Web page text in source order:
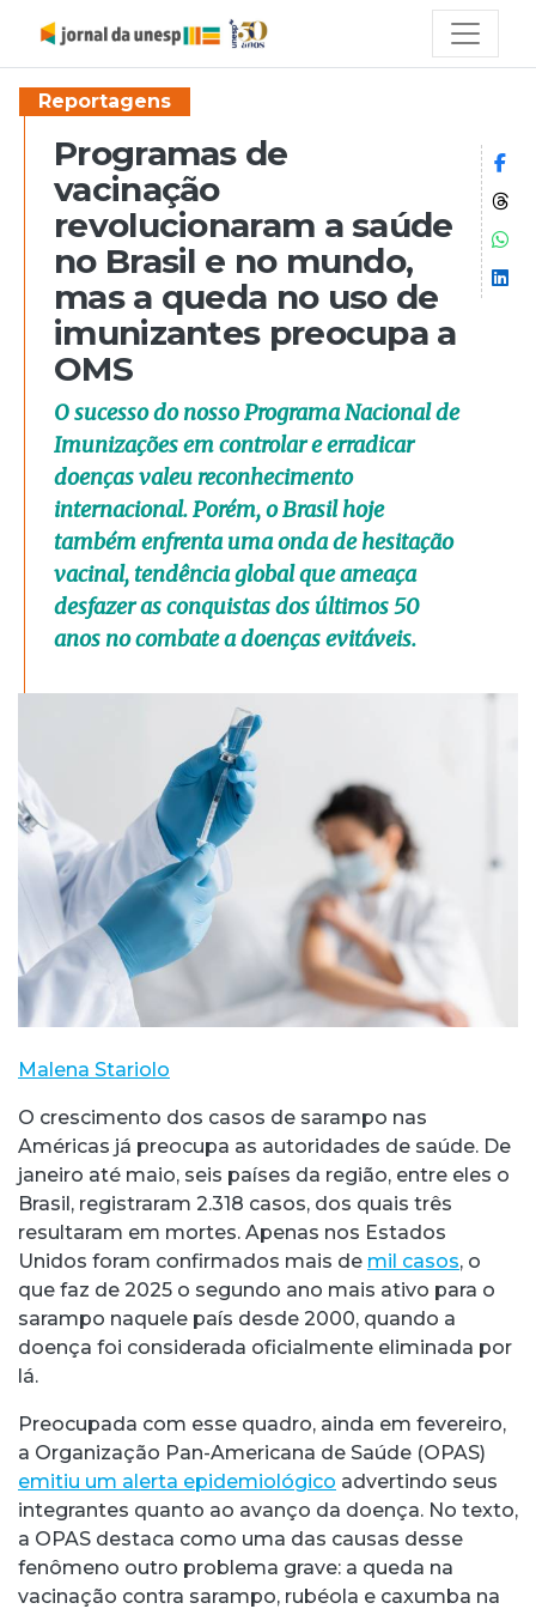
Reportagens
Programas de
vacinação
revolucionaram a saúde
no Brasil e no mundo,
mas a queda no uso de
imunizantes preocupa a
OMS
O sucesso do nosso Programa Nacional de
Imunizações em controlar e erradicar
doenças valeu reconhecimento
internacional. Porém, o Brasil hoje
também enfrenta uma onda de hesitação
vacinal, tendência global que ameaça
desfazer as conquistas dos últimos 50
anos no combate a doenças evitáveis.
Malena Stariolo
O crescimento dos casos de sarampo nas
Américas já preocupa as autoridades de saúde. De
janeiro até maio, seis países da região, entre eles o
Brasil, registraram 2.318 casos, dos quais três
resultaram em mortes. Apenas nos Estados
Unidos foram confirmados mais de mil casos, o
que faz de 2025 o segundo ano mais ativo para o
sarampo naquele país desde 2000, quando a
doença foi considerada oficialmente eliminada por
lá.
Preocupada com esse quadro, ainda em fevereiro,
a Organização Pan-Americana de Saúde (OPAS)
emitiu um alerta epidemiológico advertindo seus
integrantes quanto ao avanço da doença. No texto,
a OPAS destaca como uma das causas desse
fenômeno outro problema grave: a queda na
vacinação contra sarampo, rubéola e caxumba na